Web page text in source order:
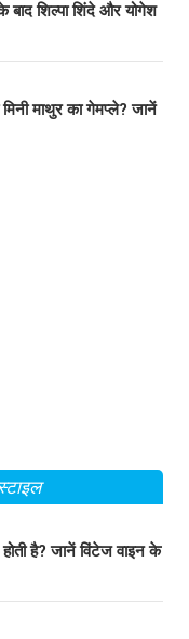
शिल्पा शिंदे और योगेश
माथुर का गेमप्ले? जानें
है? जानें विंटेज वाइन के